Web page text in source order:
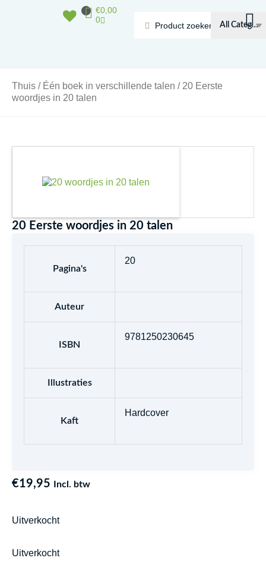
Search
€0,00
0
Winkelwagen
Thuis / Één boek in verschillende talen / 20 Eerste
woordjes in 20 talen
20 Eerste woordjes in 20 talen
Pagina's
20
Auteur
ISBN
9781250230645
Illustraties
Kaft
Hardcover
€19,95 Incl. btw
Uitverkocht
Uitverkocht